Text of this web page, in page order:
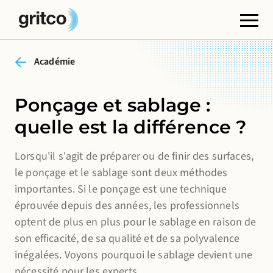
Académie
Ponçage et sablage :
quelle est la différence ?
Lorsqu'il s'agit de préparer ou de finir des surfaces,
le ponçage et le sablage sont deux méthodes
importantes. Si le ponçage est une technique
éprouvée depuis des années, les professionnels
optent de plus en plus pour le sablage en raison de
son efficacité, de sa qualité et de sa polyvalence
inégalées. Voyons pourquoi le sablage devient une
Cookies fonctionnels
Ces cookies sont nécessaires au bon fonctionnement
du site web. Vous ne pouvez pas les désactiver.
Cookies de tiers
provenant de sites web tiers, tels que YouTube ou
Vimeo. La désactivation de ces cookies peut entraîner
la suppression de certaines fonctionnalités du site
web.
Cookies analytiques
Ils nous permettent de contrôler et d'améliorer les